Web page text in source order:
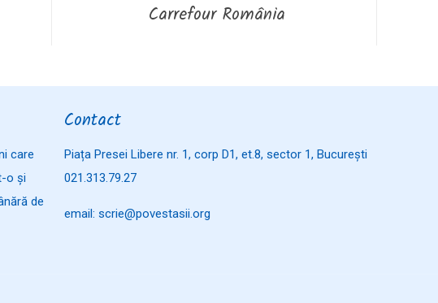
Carrefour România
care
o și
de
Contact
Piața Presei Libere nr. 1, corp D1, et.8, sector 1, București
021.313.79.27
email: scrie@povestasii.org